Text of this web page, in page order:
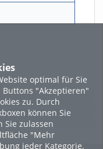
optimal für Sie
"Akzeptieren"
zu. Durch
können Sie
Sie zulassen
"Mehr
jeder Kategorie.